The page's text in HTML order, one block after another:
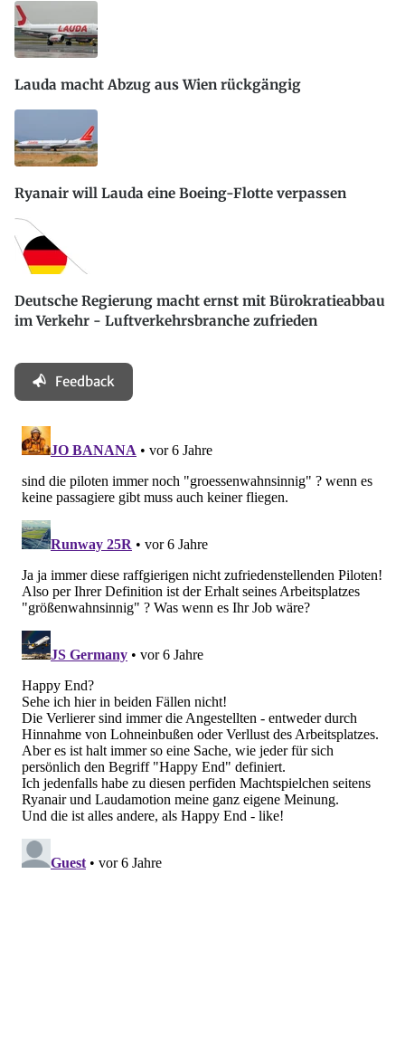
Lauda macht Abzug aus Wien rückgängig
Ryanair will Lauda eine Boeing-Flotte verpassen
Deutsche Regierung macht ernst mit Bürokratieabbau
im Verkehr - Luftverkehrsbranche zufrieden
Feedback